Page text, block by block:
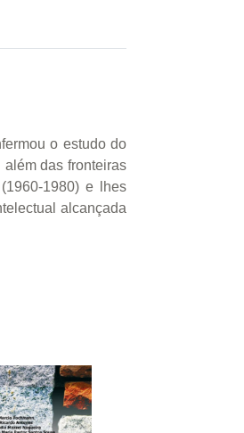
o estudo do
das fronteiras
1980) e lhes
alcançada